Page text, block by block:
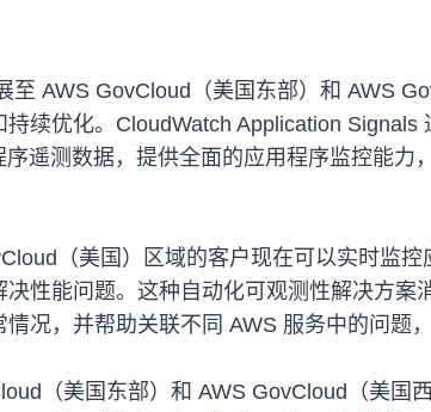
AWS GovCloud（美国东部）和 AWS
续优化。CloudWatch Application
遥测数据，提供全面的应用程序监控能
（美国）区域的客户现在可以实时监
性能问题。这种自动化可观测性解决方
况，并帮助关联不同 AWS 服务中的问题
（美国东部）和 AWS GovCloud（美国